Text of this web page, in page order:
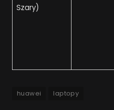
Szary)
huawei laptopy